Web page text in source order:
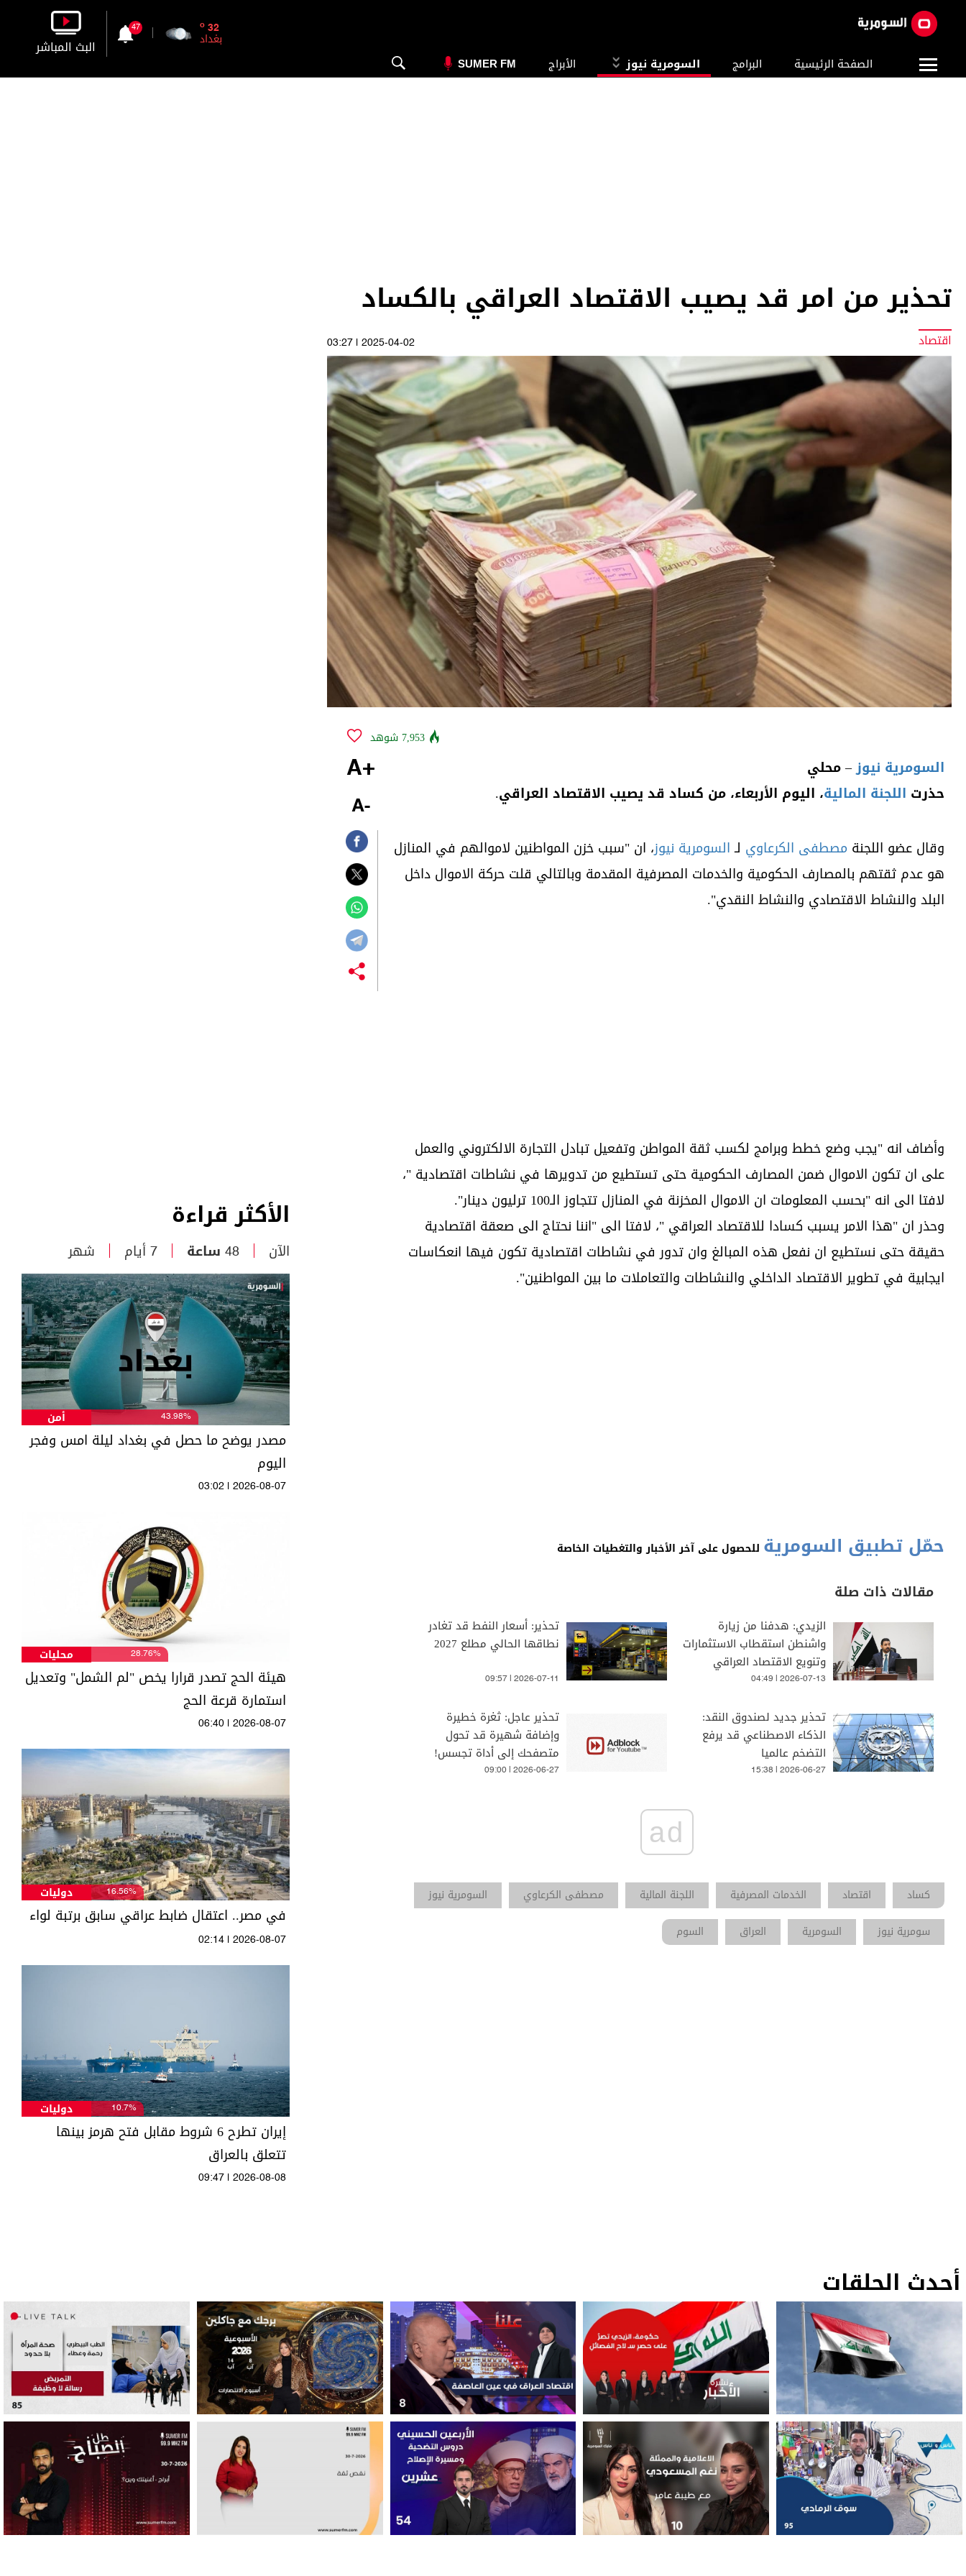
الصفحة الرئيسية البرامج السومرية نيوز الأبراج SUMER FM
32
o
بغداد
47
البث المباشر
تحذير من امر قد يصيب الاقتصاد العراقي بالكساد
اقتصاد 2025-04-02 | 03:27
7,953 شوهد
السومرية نيوز– محلي
حذرت اللجنة المالية، اليوم الأربعاء، من كساد قد يصيب الاقتصاد العراقي.
وقال عضو اللجنة مصطفى الكرعاوي لـالسومرية نيوز، ان "سبب خزن المواطنين لاموالهم في المنازل
هو عدم ثقتهم بالمصارف الحكومية والخدمات المصرفية المقدمة وبالتالي قلت حركة الاموال داخل
البلد والنشاط الاقتصادي والنشاط النقدي".
وأضاف انه "يجب وضع خطط وبرامج لكسب ثقة المواطن وتفعيل تبادل التجارة الالكتروني والعمل
على ان تكون الاموال ضمن المصارف الحكومية حتى تستطيع من تدويرها في نشاطات اقتصادية "،
لافتا الى انه "بحسب المعلومات ان الاموال المخزنة في المنازل تتجاوز الـ100 ترليون دينار".
وحذر ان "هذا الامر يسبب كسادا للاقتصاد العراقي "، لافتا الى "اننا نحتاج الى صعقة اقتصادية
حقيقة حتى نستطيع ان نفعل هذه المبالغ وان تدور في نشاطات اقتصادية تكون فيها انعكاسات
ايجابية في تطوير الاقتصاد الداخلي والنشاطات والتعاملات ما بين المواطنين".
حمّل تطبيق السومرية للحصول على آخر الأخبار والتغطيات الخاصة
مقالات ذات صلة
الزيدي: هدفنا من زيارة
واشنطن استقطاب الاستثمارات
وتنويع الاقتصاد العراقي
04:49 | 2026-07-13
تحذير: أسعار النفط قد تغادر
نطاقها الحالي مطلع 2027
09:57 | 2026-07-11
تحذير جديد لصندوق النقد:
الذكاء الاصطناعي قد يرفع
التضخم عالميا
15:38 | 2026-06-27
تحذير عاجل: ثغرة خطيرة
وإضافة شهيرة قد تحول
متصفحك إلى أداة تجسس!
09:00 | 2026-06-27
ad
كساد اقتصاد الخدمات المصرفية اللجنة المالية مصطفى الكرعاوي
السومرية نيوز
سومرية نيوز
السومرية العراق السوم
+A
-A
الأكثر قراءة
الآن 48 ساعة 7 أيام شهر
أمن 43.98%
مصدر يوضح ما حصل في بغداد ليلة امس وفجر
اليوم
03:02 | 2026-08-07
محليات 28.76%
هيئة الحج تصدر قرارا يخص "لم الشمل" وتعديل
استمارة قرعة الحج
06:40 | 2026-08-07
دوليات 16.56%
في مصر.. اعتقال ضابط عراقي سابق برتبة لواء
02:14 | 2026-08-07
دوليات 10.7%
إيران تطرح 6 شروط مقابل فتح هرمز بينها
تتعلق بالعراق
09:47 | 2026-08-08
أحدث الحلقات